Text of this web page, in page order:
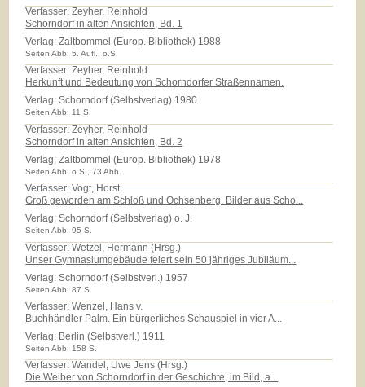
Verfasser: Zeyher, Reinhold
Schorndorf in alten Ansichten, Bd. 1
Verlag:Zaltbommel (Europ. Bibliothek) 1988
Seiten Abb: 5. Aufl., o.S.
Verfasser: Zeyher, Reinhold
Herkunft und Bedeutung von Schorndorfer Straßennamen.
Verlag:Schorndorf (Selbstverlag) 1980
Seiten Abb: 11 S.
Verfasser: Zeyher, Reinhold
Schorndorf in alten Ansichten, Bd. 2
Verlag:Zaltbommel (Europ. Bibliothek) 1978
Seiten Abb: o.S., 73 Abb.
Verfasser: Vogt, Horst
Groß geworden am Schloß und Ochsenberg. Bilder aus Scho...
Verlag:Schorndorf (Selbstverlag) o. J.
Seiten Abb: 95 S.
Verfasser: Wetzel, Hermann (Hrsg.)
Unser Gymnasiumgebäude feiert sein 50 jähriges Jubiläum...
Verlag:Schorndorf (Selbstverl.) 1957
Seiten Abb: 87 S.
Verfasser: Wenzel, Hans v.
Buchhändler Palm. Ein bürgerliches Schauspiel in vier A...
Verlag: Berlin (Selbstverl.) 1911
Seiten Abb: 158 S.
Verfasser: Wandel, Uwe Jens (Hrsg.)
Die Weiber von Schorndorf in der Geschichte, im Bild, a...